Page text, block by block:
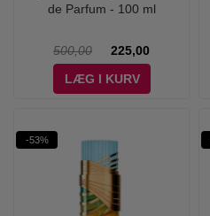
de Parfum - 100 ml
500,00
225,00
LÆG I KURV
-53%